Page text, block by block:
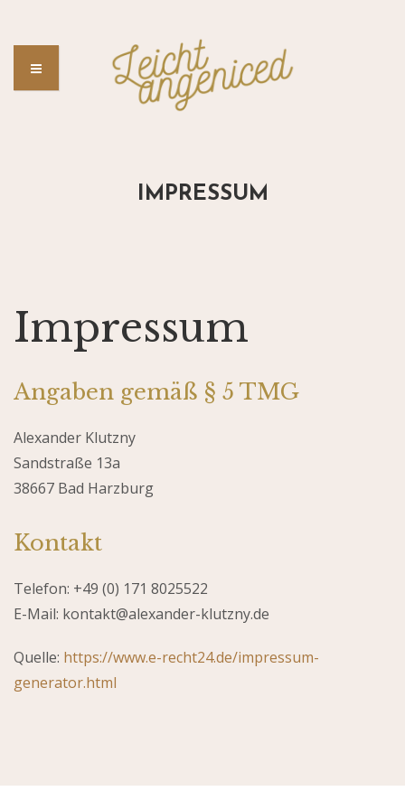
IMPRESSUM
Impressum
Angaben gemäß § 5 TMG
Alexander Klutzny
Sandstraße 13a
38667 Bad Harzburg
Kontakt
Telefon: +49 (0) 171 8025522
E-Mail: kontakt@alexander-klutzny.de
Quelle: https://www.e-recht24.de/impressum-
generator.html